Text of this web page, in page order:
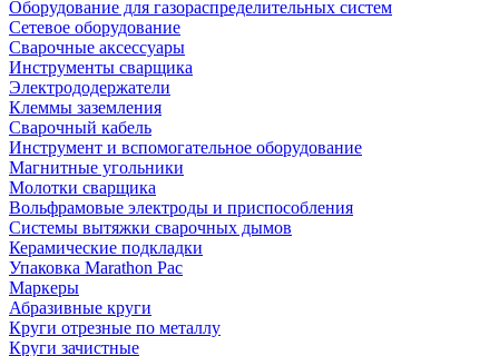
Оборудование для газораспределительных систем
Сетевое оборудование
Сварочные аксессуары
Инструменты сварщика
Электрододержатели
Клеммы заземления
Сварочный кабель
Инструмент и вспомогательное оборудование
Магнитные угольники
Молотки сварщика
Вольфрамовые электроды и приспособления
Системы вытяжки сварочных дымов
Керамические подкладки
Упаковка Marathon Pac
Маркеры
Абразивные круги
Круги отрезные по металлу
Круги зачистные